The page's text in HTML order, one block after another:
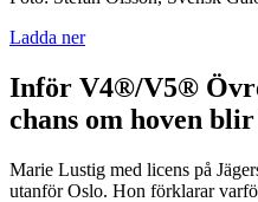
Ladda ner
Inför V4®/V5®
chans om hoven
Marie Lustig med licens på
utanför Oslo. Hon förklarar